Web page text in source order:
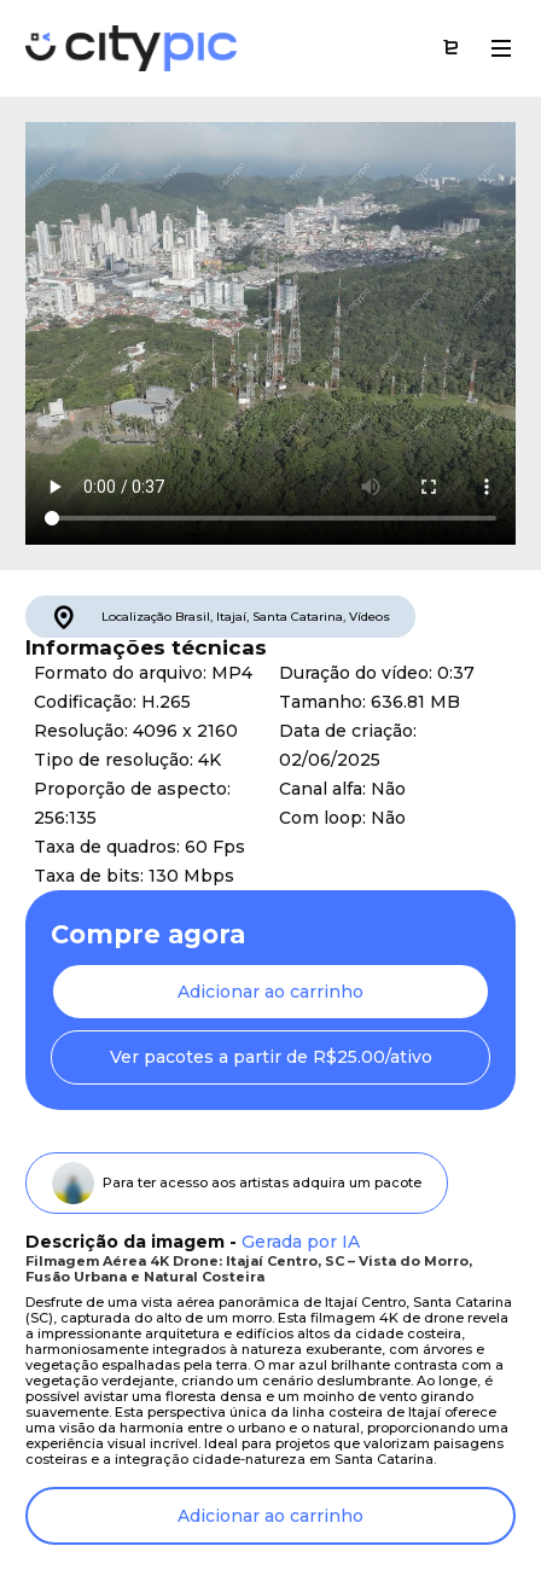
Localização Brasil, Itajaí, Santa Catarina, Vídeos
Informações técnicas
Formato do arquivo: MP4
Codificação: H.265
Resolução: 4096 x 2160
Tipo de resolução: 4K
Proporção de aspecto:
256:135
Taxa de quadros: 60 Fps
Taxa de bits: 130 Mbps
Duração do vídeo: 0:37
Tamanho: 636.81 MB
Data de criação:
02/06/2025
Canal alfa: Não
Com loop: Não
Compre agora
Adicionar ao carrinho
Ver pacotes a partir de R$25.00/ativo
Para ter acesso aos artistas adquira um pacote
Descrição da imagem - Gerada por IA
Filmagem Aérea 4K Drone: Itajaí Centro, SC – Vista do Morro,
Fusão Urbana e Natural Costeira
Desfrute de uma vista aérea panorâmica de Itajaí Centro, Santa Catarina
(SC), capturada do alto de um morro. Esta filmagem 4K de drone revela
a impressionante arquitetura e edifícios altos da cidade costeira,
harmoniosamente integrados à natureza exuberante, com árvores e
vegetação espalhadas pela terra. O mar azul brilhante contrasta com a
vegetação verdejante, criando um cenário deslumbrante. Ao longe, é
possível avistar uma floresta densa e um moinho de vento girando
suavemente. Esta perspectiva única da linha costeira de Itajaí oferece
uma visão da harmonia entre o urbano e o natural, proporcionando uma
experiência visual incrível. Ideal para projetos que valorizam paisagens
costeiras e a integração cidade-natureza em Santa Catarina.
Adicionar ao carrinho